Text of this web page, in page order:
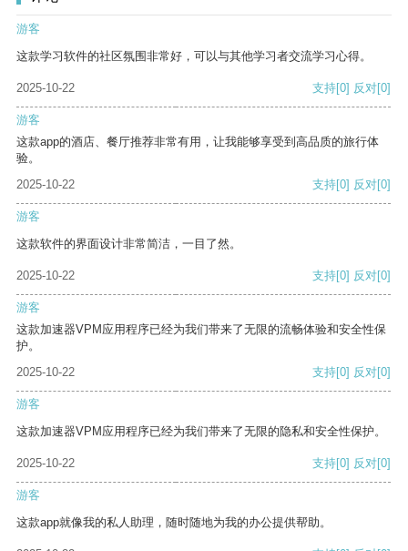
游客
这款学习软件的社区氛围非常好，可以与其他学习者交流学习心得。
2025-10-22 支持[0] 反对[0]
游客
这款app的酒店、餐厅推荐非常有用，让我能够享受到高品质的旅行体
验。
2025-10-22
支持[0] 反对[0]
游客
这款软件的界面设计非常简洁，一目了然。
2025-10-22 支持[0] 反对[0]
游客
这款加速器VPM应用程序已经为我们带来了无限的流畅体验和安全性保
护。
2025-10-22
支持[0] 反对[0]
游客
这款加速器VPM应用程序已经为我们带来了无限的隐私和安全性保护。
2025-10-22 支持[0] 反对[0]
游客
这款app就像我的私人助理，随时随地为我的办公提供帮助。